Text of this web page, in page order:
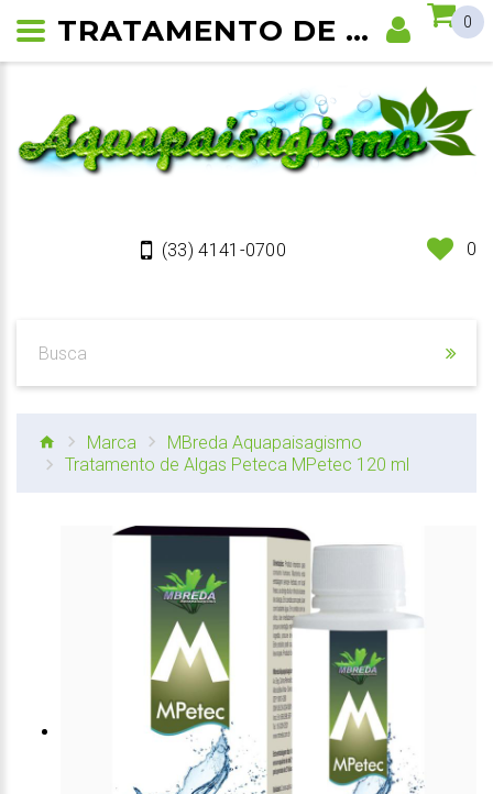
(33) 4141-0700 0
0
Marca
MBreda Aquapaisagismo
Tratamento de Algas Peteca MPetec 120 ml
TRATAMENTO DE ALGAS PETECA MPETEC